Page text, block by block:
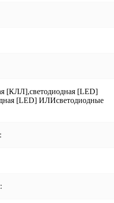
[КЛЛ],светодиодная [LED]
[LED] ИЛИсветодиодные